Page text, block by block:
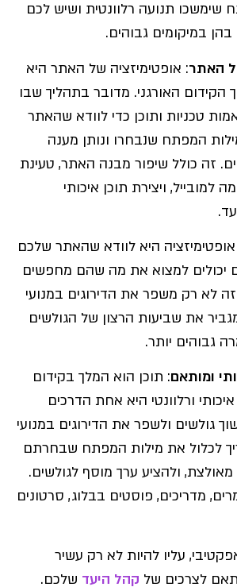
שימשכו תנועה רלוונטית ושיש לכם
במיקומים גבוהים.
: אופטימיזציה של האתר היא
הקידום האורגני. מדובר בתהליך שבו
טכניות ותוכן כדי לוודא שהאתר
המפתח שנבחרו ונותן מענה
זה כולל שיפור מבנה האתר, טעינת
למובייל, ויצירת תוכן איכותי
היא לוודא שהאתר שלכם
יכולים למצוא את מה שהם מחפשים
לא רק משפר את הדירוגים במנועי
את שביעות הרצון של הגולשים
גבוהים יותר.
: תוכן הוא המלך בקידום
איכותי ורלוונטי היא אחת הדרכים
גולשים ולשפר את הדירוגים במנועי
לכלול את מילות המפתח שבחרתם
ולהציע ערך מוסף לגולשים.
מדריכים, פוסטים בבלוג, סרטונים
עליו להיות לא רק עשיר
לצרכים של קהל היעד שלכם.